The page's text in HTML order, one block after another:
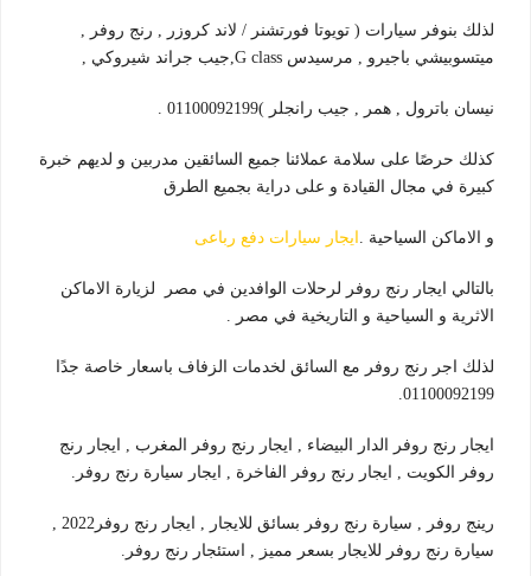
لذلك بنوفر سيارات ( تويوتا فورتشنر / لاند كروزر , رنج روفر ,
ميتسوبيشي باجيرو , مرسيدس G class,جيب جراند شيروكي ,
نيسان باترول , همر , جيب رانجلر )01100092199 .
كذلك حرصًا على سلامة عملائنا جميع السائقين مدربين و لديهم خبرة
كبيرة في مجال القيادة و على دراية بجميع الطرق
و الاماكن السياحية . ايجار سيارات دفع رباعى
بالتالي ايجار رنج روفر لرحلات الوافدين في مصر لزيارة الاماكن
الاثرية و السياحية و التاريخية في مصر .
لذلك اجر رنج روفر مع السائق لخدمات الزفاف باسعار خاصة جدًا
01100092199.
ايجار رنج روفر الدار البيضاء , ايجار رنج روفر المغرب , ايجار رنج
روفر الكويت , ايجار رنج روفر الفاخرة , ايجار سيارة رنج روفر.
رينج روفر , سيارة رنج روفر بسائق للايجار , ايجار رنج روفر2022 ,
سيارة رنج روفر للايجار بسعر مميز , استئجار رنج روفر.